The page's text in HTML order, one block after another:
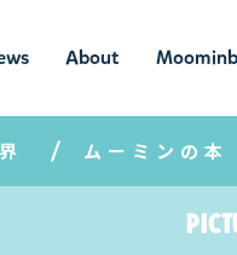
About
ムーミン
について
ムーミ
ビー
ムーミンの本